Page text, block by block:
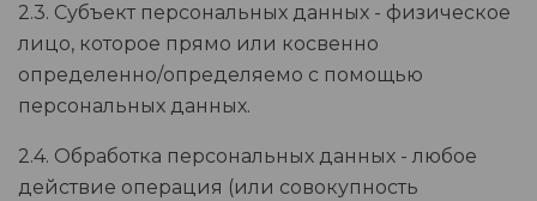
2.3. Субъект персональных данных - физическое
лицо, которое прямо или косвенно
определенно/определяемо с помощью
персональных данных.
2.4. Обработка персональных данных - любое
действие операция (или совокупность